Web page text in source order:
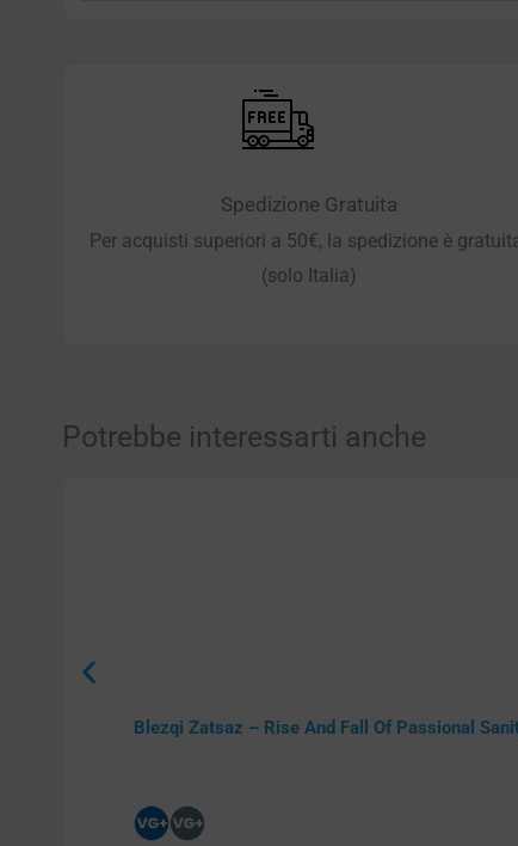
Spedizione Gratuita
Per acquisti superiori a 50€, la spedizione è
(solo Italia)
Potrebbe interessarti anche
Blezqi Zatsaz – Rise And Fall Of Passional